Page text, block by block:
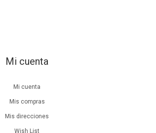
Mi cuenta
Mi cuenta
Mis compras
Mis direcciones
Wish List